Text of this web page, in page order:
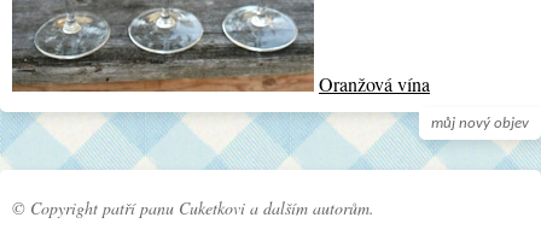
můj nový objev
Oranžová vína
© Copyright patří panu Cuketkovi a dalším autorům.